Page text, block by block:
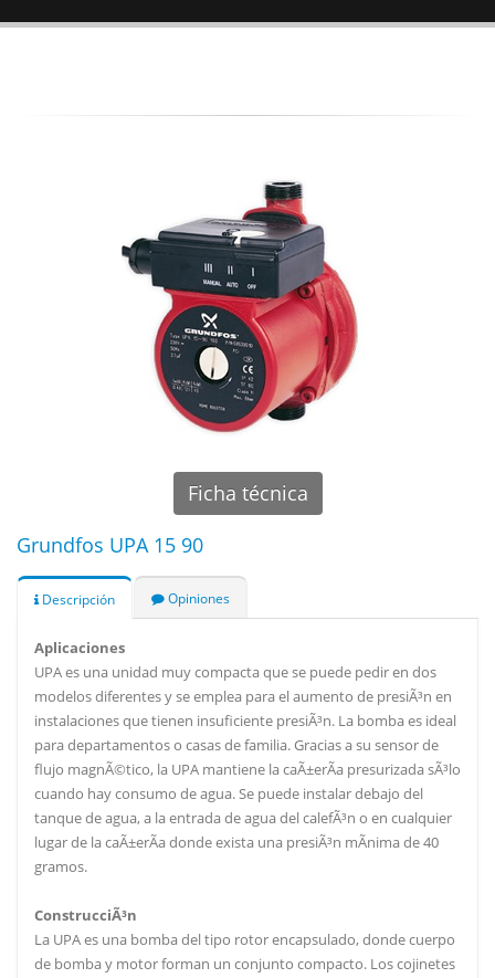
Ficha técnica
Grundfos UPA 15 90
Descripción Opiniones
Aplicaciones
UPA es una unidad muy compacta que se puede pedir en dos
modelos diferentes y se emplea para el aumento de presiÃ³n en
instalaciones que tienen insuficiente presiÃ³n. La bomba es ideal
para departamentos o casas de familia. Gracias a su sensor de
flujo magnÃ©tico, la UPA mantiene la caÃ±erÃ­a presurizada sÃ³lo
cuando hay consumo de agua. Se puede instalar debajo del
tanque de agua, a la entrada de agua del calefÃ³n o en cualquier
lugar de la caÃ±erÃ­a donde exista una presiÃ³n mÃ­nima de 40
gramos.
ConstrucciÃ³n
La UPA es una bomba del tipo rotor encapsulado, donde cuerpo
de bomba y motor forman un conjunto compacto. Los cojinetes